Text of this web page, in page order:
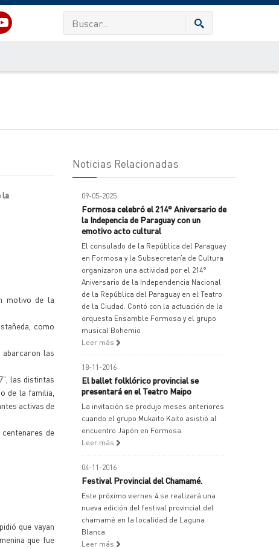
la
motivo de la
como
abarcaron las
las distintas
de la familia,
activas de
de
que vayan
que fue
Noticias Relacionadas
09-05-2025
Formosa celebró el 214° Aniversario de
la Indepencia de Paraguay con un
emotivo acto cultural
El consulado de la República del Paraguay
en Formosa y la Subsecretaría de Cultura
organizaron una actividad por el 214°
Aniversario de la Independencia Nacional
de la República del Paraguay en el Teatro
de la Ciudad. Contó con la actuación de la
orquesta Ensamble Formosa y el grupo
musical Bohemio
Leer más
18-11-2016
El ballet folklórico provincial se
presentará en el Teatro Maipo
La invitación se produjo meses anteriores
cuando el grupo Mukaito Kaito asistió al
encuentro Japón en Formosa.
Leer más
04-11-2016
Festival Provincial del Chamamé.
Este próximo viernes 4 se realizará una
nueva edición del festival provincial del
chamamé en la localidad de Laguna
Blanca.
Leer más